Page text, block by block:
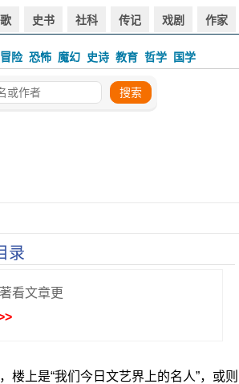
史书 社科 传记 戏剧 作家
冒险 恐怖 魔幻 史诗 教育 哲学 国学
录
看文章更
上是“我们今日文艺界上的名人”，或则